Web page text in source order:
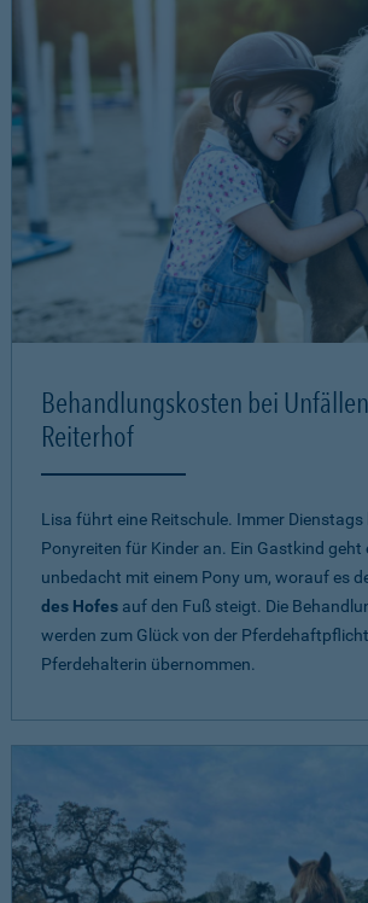
Behandlungskosten bei
Reiterhof
Lisa führt eine Reitschule. Immer Dienstags
Ponyreiten für Kinder an. Ein Gastkind geht
unbedacht mit einem Pony um, worauf es
des Hofes auf den Fuß steigt. Die
werden zum Glück von der
Pferdehalterin übernommen.